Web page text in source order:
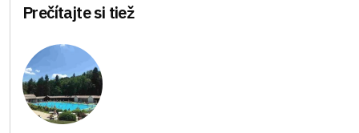
Prečítajte si tiež